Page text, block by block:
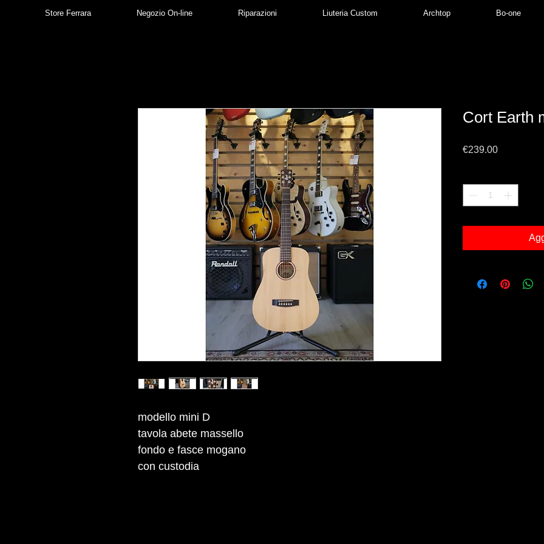
Store Ferrara Negozio On-line Riparazioni Liuteria Custom Archtop Bo-one
modello mini D
tavola abete massello
fondo e fasce mogano
con custodia
Cort Earth
€239.00Prezzo